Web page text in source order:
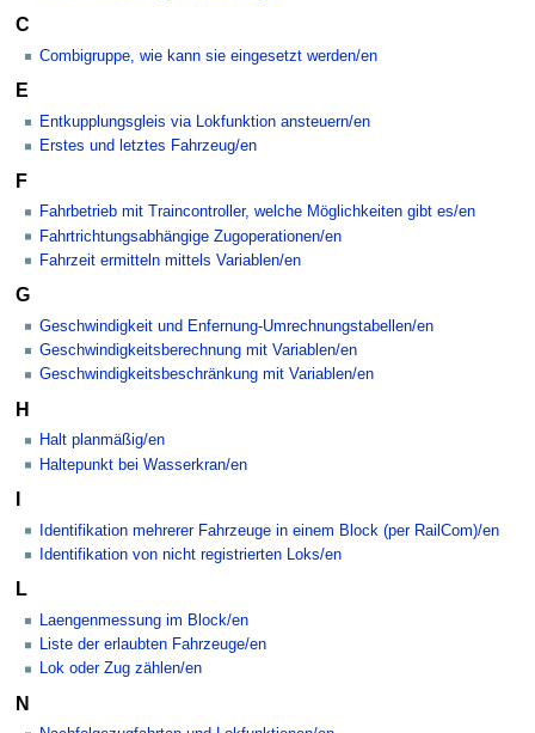
C
Combigruppe, wie kann sie eingesetzt werden/en
E
Entkupplungsgleis via Lokfunktion ansteuern/en
Erstes und letztes Fahrzeug/en
F
Fahrbetrieb mit Traincontroller, welche Möglichkeiten gibt es/en
Fahrtrichtungsabhängige Zugoperationen/en
Fahrzeit ermitteln mittels Variablen/en
G
Geschwindigkeit und Enfernung-Umrechnungstabellen/en
Geschwindigkeitsberechnung mit Variablen/en
Geschwindigkeitsbeschränkung mit Variablen/en
H
Halt planmäßig/en
Haltepunkt bei Wasserkran/en
I
Identifikation mehrerer Fahrzeuge in einem Block (per RailCom)/en
Identifikation von nicht registrierten Loks/en
L
Laengenmessung im Block/en
Liste der erlaubten Fahrzeuge/en
Lok oder Zug zählen/en
N